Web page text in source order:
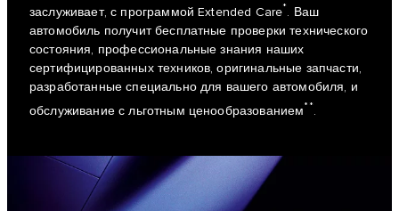
заслуживает, с программой Extended Care*. Ваш
автомобиль получит бесплатные проверки технического
состояния, профессиональные знания наших
сертифицированных техников, оригинальные запчасти,
разработанные специально для вашего автомобиля, и
обслуживание с льготным ценообразованием**.